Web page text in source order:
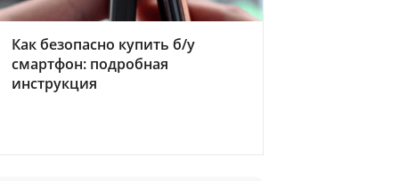
Как безопасно купить б/у
смартфон: подробная
инструкция